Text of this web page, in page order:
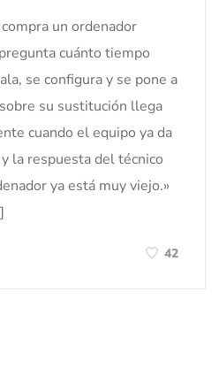
un ordenador
cuánto tiempo
se configura y se pone a
su sustitución llega
cuando el equipo ya da
la respuesta del técnico
ya está muy viejo.»
42